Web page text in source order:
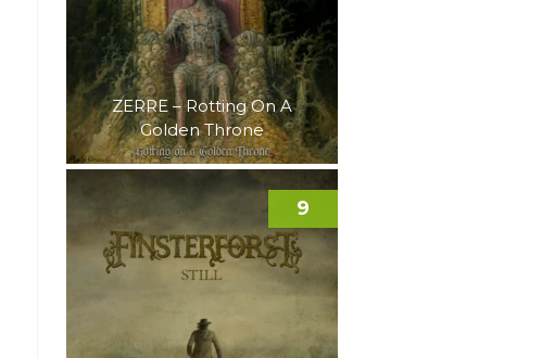
ZERRE – Rotting On A
Golden Throne
9